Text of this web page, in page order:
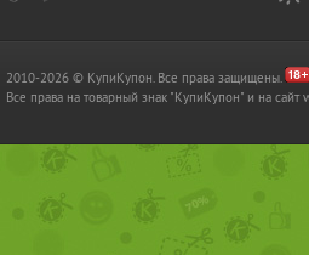
2010-2026 © КупиКупон. Все права защищены.
Все права на товарный знак "КупиКупон" и на